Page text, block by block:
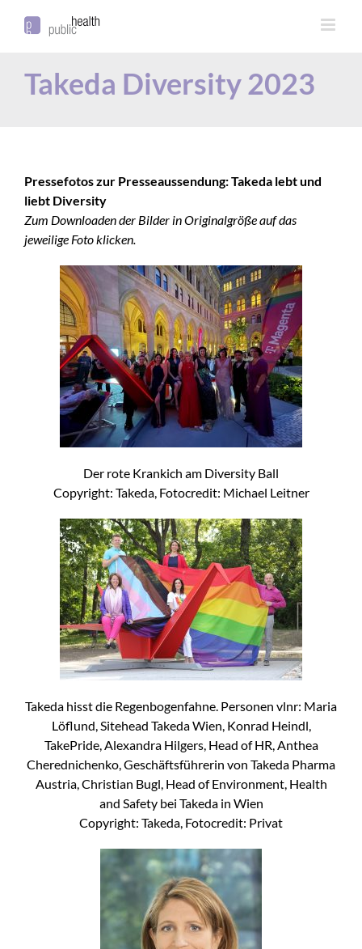
Takeda Diversity 2023
Pressefotos zur Presseaussendung: Takeda lebt und
liebt Diversity
Zum Downloaden der Bilder in Originalgröße auf das
jeweilige Foto klicken.
Der rote Krankich am Diversity Ball
Copyright: Takeda, Fotocredit: Michael Leitner
Takeda hisst die Regenbogenfahne. Personen vlnr: Maria
Löflund, Sitehead Takeda Wien, Konrad Heindl,
TakePride, Alexandra Hilgers, Head of HR, Anthea
Cherednichenko, Geschäftsführerin von Takeda Pharma
Austria, Christian Bugl, Head of Environment, Health
and Safety bei Takeda in Wien
Copyright: Takeda, Fotocredit: Privat